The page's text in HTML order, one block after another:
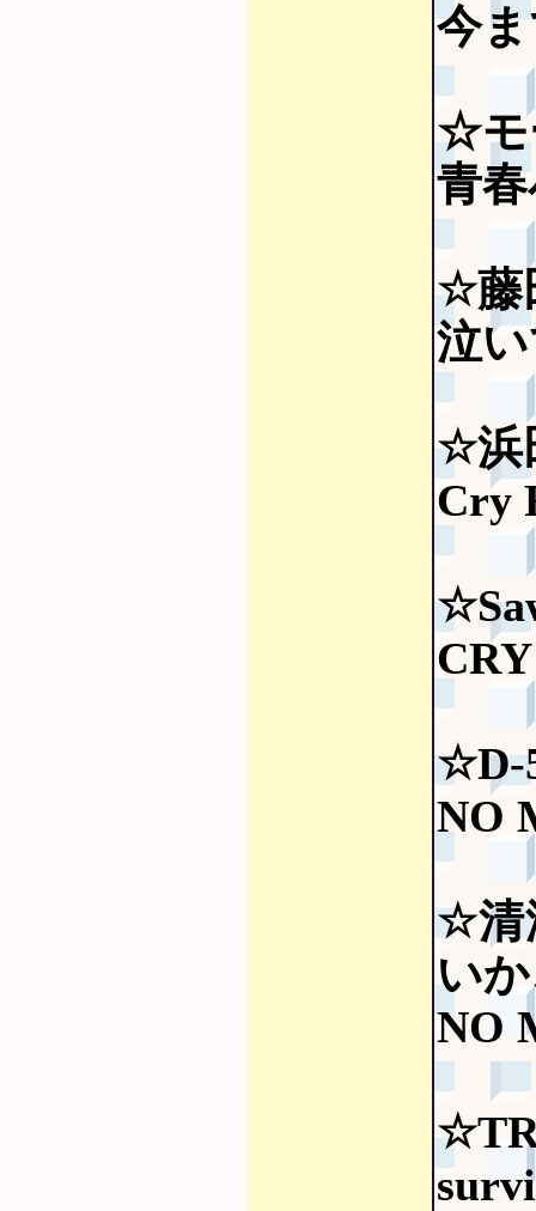
今
☆モ
青
☆藤
泣
☆浜
Cry
☆D-
NO
☆清
い
NO